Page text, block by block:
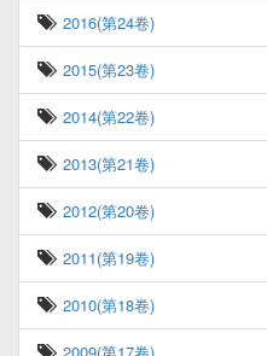
2016(第24卷)
2015(第23卷)
2014(第22卷)
2013(第21卷)
2012(第20卷)
2011(第19卷)
2010(第18卷)